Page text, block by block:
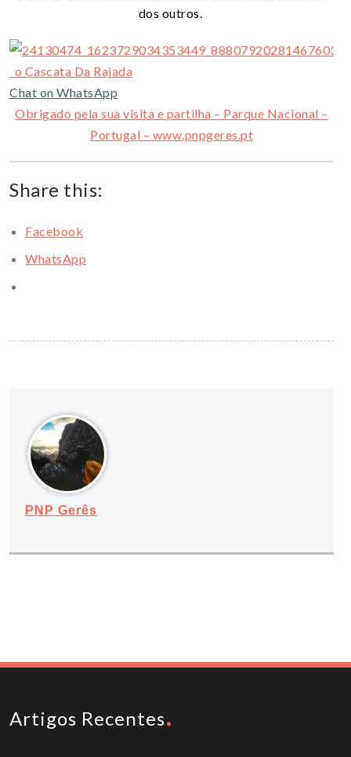
dos outros.
Chat on WhatsApp
Obrigado pela sua visita e partilha – Parque Nacional –
Portugal – www.pnpgeres.pt
Share this:
Facebook
WhatsApp
PNP Gerês
Artigos Recentes